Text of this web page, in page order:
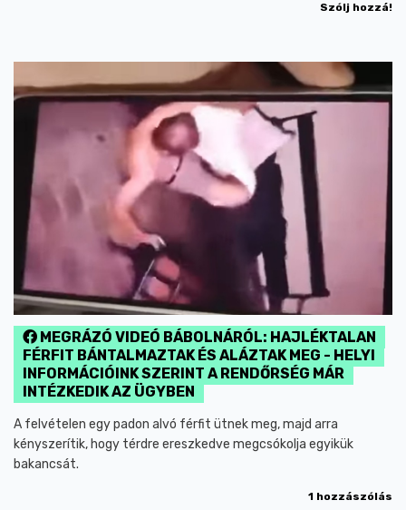
Szólj hozzá!
MEGRÁZÓ VIDEÓ BÁBOLNÁRÓL: HAJLÉKTALAN
FÉRFIT BÁNTALMAZTAK ÉS ALÁZTAK MEG - HELYI
INFORMÁCIÓINK SZERINT A RENDŐRSÉG MÁR
INTÉZKEDIK AZ ÜGYBEN
A felvételen egy padon alvó férfit ütnek meg, majd arra
kényszerítik, hogy térdre ereszkedve megcsókolja egyikük
bakancsát.
1 hozzászólás